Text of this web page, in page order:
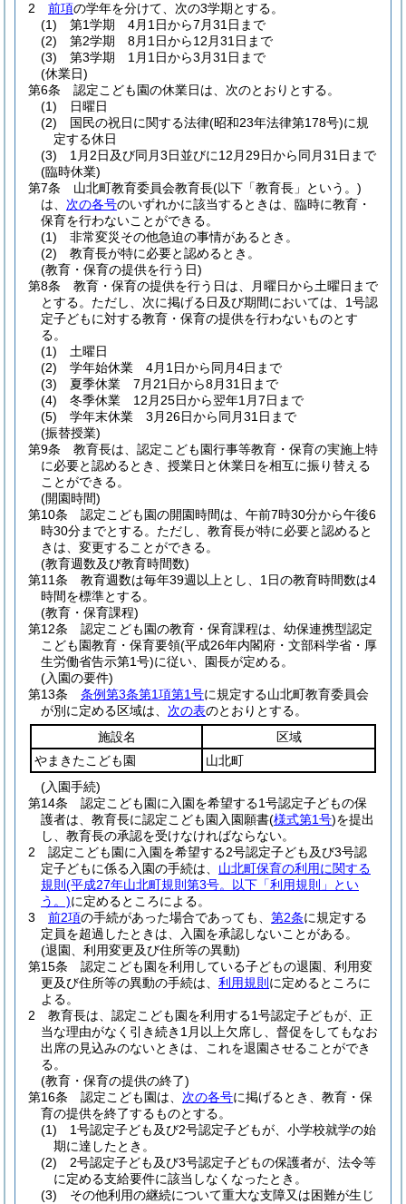
2
前項の学年を分けて、次の3学期とする。
(1)
第1学期 4月1日から7月31日まで
(2)
第2学期 8月1日から12月31日まで
(3)
第3学期 1月1日から3月31日まで
(休業日)
第6条
認定こども園の休業日は、次のとおりとする。
(1)
日曜日
(2)
国民の祝日に関する法律(昭和23年法律第178号)に規
定する休日
(3)
1月2日及び同月3日並びに12月29日から同月31日まで
(臨時休業)
第7条
山北町教育委員会教育長(以下「教育長」という。)
は、 次の各号のいずれかに該当するときは、臨時に教育・
保育を行わないことができる。
(1)
非常変災その他急迫の事情があるとき。
(2)
教育長が特に必要と認めるとき。
(教育・保育の提供を行う日)
第8条
教育・保育の提供を行う日は、月曜日から土曜日まで
とする。 ただし、次に掲げる日及び期間においては、1号認
定子どもに対する教育・保育の提供を行わないものとす
る。
(1)
土曜日
(2)
学年始休業 4月1日から同月4日まで
(3)
夏季休業 7月21日から8月31日まで
(4)
冬季休業 12月25日から翌年1月7日まで
(5)
学年末休業 3月26日から同月31日まで
(振替授業)
第9条
教育長は、認定こども園行事等教育・保育の実施上特
に必要と認めるとき、授業日と休業日を相互に振り替える
ことができる。
(開園時間)
第10条
認定こども園の開園時間は、午前7時30分から午後6
時30分までとする。 ただし、教育長が特に必要と認めると
きは、変更することができる。
(教育週数及び教育時間数)
第11条
教育週数は毎年39週以上とし、1日の教育時間数は4
時間を標準とする。
(教育・保育課程)
第12条
認定こども園の教育・保育課程は、幼保連携型認定
こども園教育・保育要領(平成26年内閣府・文部科学省・厚
生労働省告示第1号)に従い、園長が定める。
(入園の要件)
第13条
条例第3条第1項第1号に規定する山北町教育委員会
が別に定める区域は、 次の表のとおりとする。
施設名
区域
やまきたこども園
山北町
(入園手続)
第14条
認定こども園に入園を希望する1号認定子どもの保
護者は、教育長に認定こども園入園願書(様式第1号)を提出
し、教育長の承認を受けなければならない。
2
認定こども園に入園を希望する2号認定子ども及び3号認
定子どもに係る入園の手続は、 山北町保育の利用に関する
規則 (平成27年山北町規則第3号。以下「利用規則」とい
う。)に定めるところによる。
3
前2項の手続があった場合であっても、 第2条に規定する
定員を超過したときは、入園を承認しないことがある。
(退園、利用変更及び住所等の異動)
第15条
認定こども園を利用している子どもの退園、利用変
更及び住所等の異動の手続は、 利用規則 に定めるところに
よる。
2
教育長は、認定こども園を利用する1号認定子どもが、正
当な理由がなく引き続き1月以上欠席し、督促をしてもなお
出席の見込みのないときは、これを退園させることができ
る。
(教育・保育の提供の終了)
第16条
認定こども園は、 次の各号に掲げるとき、教育・保
育の提供を終了するものとする。
(1)
1号認定子ども及び2号認定子どもが、小学校就学の始
期に達したとき。
(2)
2号認定子ども及び3号認定子どもの保護者が、法令等
に定める支給要件に該当しなくなったとき。
(3)
その他利用の継続について重大な支障又は困難が生じ